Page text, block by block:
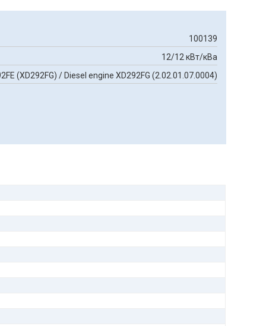
100139
12/12 кВт/кВа
(XD292FG) / Diesel engine XD292FG (2.02.01.07.0004)